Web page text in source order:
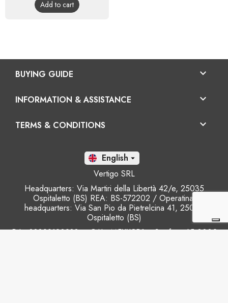
Add to cart
BUYING GUIDE 
INFORMATION & ASSISTANCE 
TERMS & CONDITIONS 
En 
Vertigo SRL
Headquarters: Via Martiri della Libertà 42/e, 25035
Ospitaletto (BS) REA: BS-572202 / Operatinal
headquarters: Via San Pio da Pietrelcina 41, 25035
Ospitaletto (BS)
P.I.: 03899120988 – C.U.: M5UXCR1 - S.c.f.p.: 65.000€